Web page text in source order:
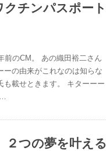
チンパスポート
前のCM。 あの織田裕二さん
ーの由来がこれなのは知らな
も載せときます。 キターーー
つの夢を叶える